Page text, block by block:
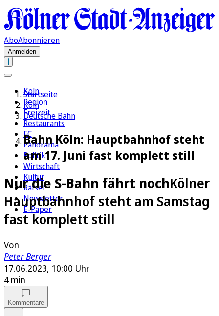
AboAbonnieren
Anmelden
Köln
Region
Freizeit
Restaurants
FC
Panorama
Politik
Wirtschaft
Kultur
Rätsel
Newsletter
E-Paper
Startseite
Köln
Deutsche Bahn
Bahn Köln: Hauptbahnhof steht
am 17. Juni fast komplett still
Nur die S-Bahn fährt nochKölner
Hauptbahnhof steht am Samstag
fast komplett still
Von
Peter Berger
17.06.2023, 10:00 Uhr
4 min
Kommentare